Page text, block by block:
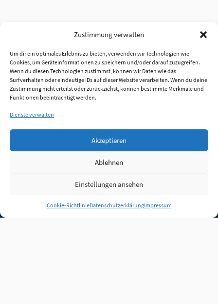
Zustimmung verwalten
Um dir ein optimales Erlebnis zu bieten, verwenden wir Technologien wie
Cookies, um Geräteinformationen zu speichern und/oder darauf zuzugreifen.
Wenn du diesen Technologien zustimmst, können wir Daten wie das
Surfverhalten oder eindeutige IDs auf dieser Website verarbeiten. Wenn du deine
Zustimmung nicht erteilst oder zurückziehst, können bestimmte Merkmale und
Funktionen beeinträchtigt werden.
Dienste verwalten
Akzeptieren
Ablehnen
Einstellungen ansehen
Cookie-RichtlinieDatenschutzerklärungImpressum
Anmelden
Jobs Partner FAQ Quellen